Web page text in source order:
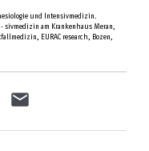
und Intensivmedizin.
am Krankenhaus Meran,
EURAC research, Bozen,